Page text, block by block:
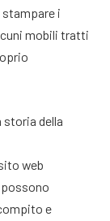
i
mobili tratti
storia della
web
e